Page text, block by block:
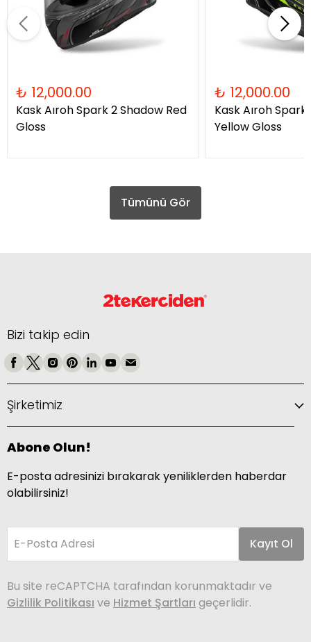
₺ 12,000.00
Kask Aıroh Spark 2 Shadow Red
Gloss
₺ 12,000.00
Kask Aıroh
Yellow Gloss
Tümünü Gör
Bizi takip edin
Şirketimiz
Abone Olun!
E-posta adresinizi bırakarak yeniliklerden haberdar
olabilirsiniz!
E-Posta Adresi Kayıt Ol
Bu site reCAPTCHA tarafından korunmaktadır ve
Gizlilik Politikası ve Hizmet Şartları geçerlidir.